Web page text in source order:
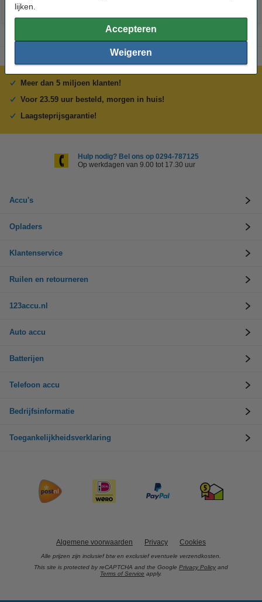
lijken.
Accepteren
Weigeren
Meer dan 5 miljoen klanten!
Voor 23.59 uur besteld, morgen in huis!
Laagsteprijsgarantie!
Hulp nodig? Bel ons op 0294-787125
Op werkdagen van 9.00 tot 17.30 uur
Accu's
Opladers
Klantenservice
Ruilen en retourneren
123accu.nl
Auto accu
Batterijen
Telefoon accu
Bedrijfsinformatie
Toegankelijkheidsverklaring
Algemene voorwaarden Privacy Cookies
Alle prijzen zijn inclusief btw en exclusief eventuele verzendkosten.
This site is protected by reCAPTCHA and the Google Privacy Policy and
Terms of Service apply.